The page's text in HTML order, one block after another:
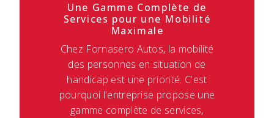
Une Gamme Complète de
Services pour une Mobilité
Maximale
Chez Fornasero Autos, la mobilité
des personnes en situation de
handicap est une priorité. C'est
pourquoi l'entreprise propose une
gamme complète de services,